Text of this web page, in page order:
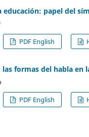
educación: papel del
PDF English
formas del habla en
PDF English